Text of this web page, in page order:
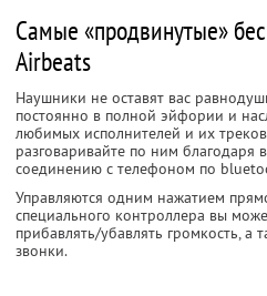
Самые «продвинутые»
Airbeats
Наушники не оставят вас
постоянно в полной эйфории и
любимых исполнителей и их
разговаривайте по ним
соединению с телефоном по
Управляются одним нажатием
специального контроллера вы
прибавлять/убавлять громкость,
звонки.